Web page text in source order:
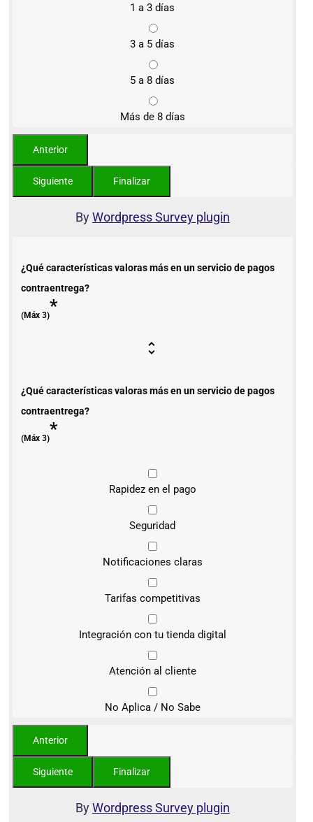
1 a 3 días
3 a 5 días
5 a 8 días
Más de 8 días
ByWordpress Survey plugin
¿Qué características valoras más en un servicio de pagos
contraentrega?
(Máx 3)*
¿Qué características valoras más en un servicio de pagos
contraentrega?
(Máx 3)*
Rapidez en el pago
Seguridad
Notificaciones claras
Tarifas competitivas
Integración con tu tienda digital
Atención al cliente
No Aplica / No Sabe
ByWordpress Survey plugin